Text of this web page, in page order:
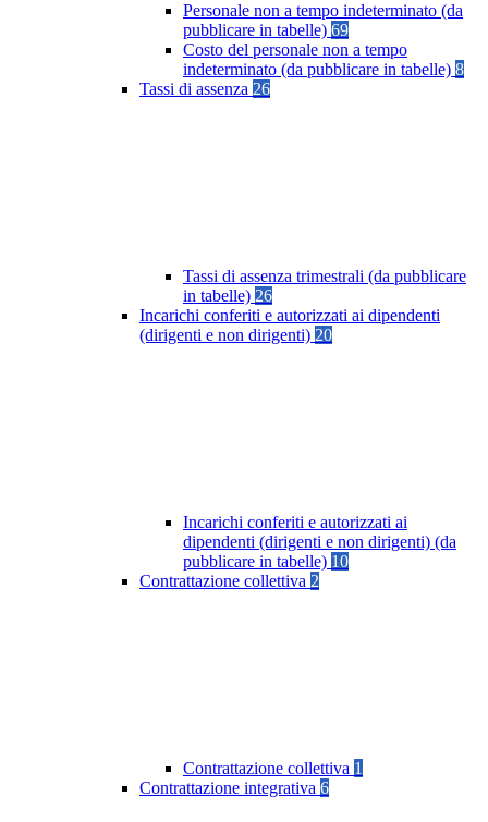
Personale non a tempo indeterminato (da
pubblicare in tabelle) 69
Costo del personale non a tempo
indeterminato (da pubblicare in tabelle) 8
Tassi di assenza 26
Tassi di assenza trimestrali (da pubblicare
in tabelle) 26
Incarichi conferiti e autorizzati ai dipendenti
(dirigenti e non dirigenti) 20
Incarichi conferiti e autorizzati ai
dipendenti (dirigenti e non dirigenti) (da
pubblicare in tabelle) 10
Contrattazione collettiva 2
Contrattazione collettiva 1
Contrattazione integrativa 6